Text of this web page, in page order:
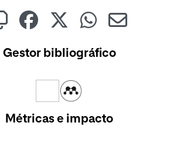
Gestor bibliográfico
Métricas e impacto